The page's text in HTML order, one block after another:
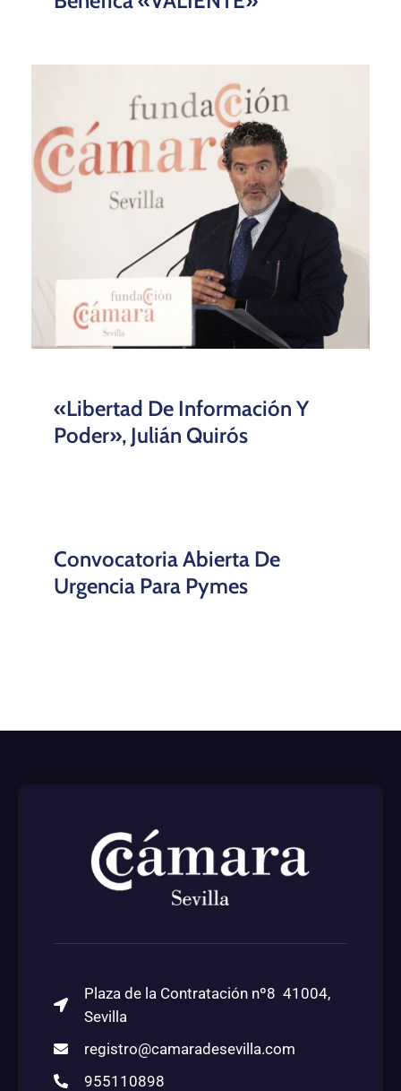
«Libertad De Información Y
Poder», Julián Quirós
Convocatoria Abierta De
Urgencia Para Pymes
Plaza de la Contratación nº8 41004,
Sevilla
registro@camaradesevilla.com
955110898